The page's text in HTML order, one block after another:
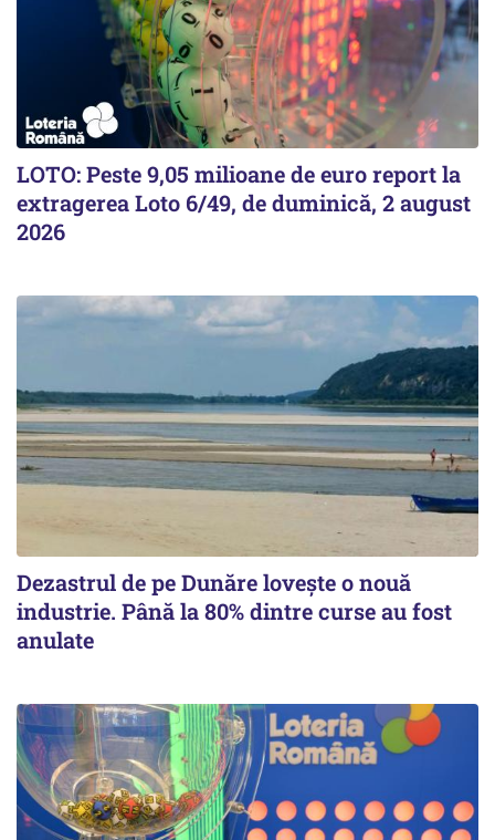
LOTO: Peste 9,05 milioane de euro report la
extragerea Loto 6/49, de duminică, 2 august
2026
Dezastrul de pe Dunăre lovește o nouă
industrie. Până la 80% dintre curse au fost
anulate